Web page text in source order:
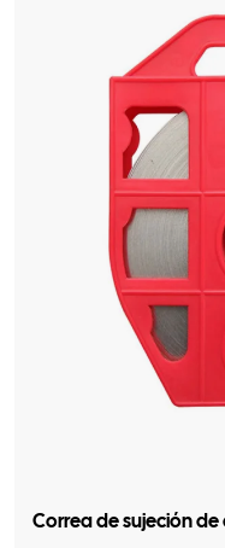
Correa de sujeción